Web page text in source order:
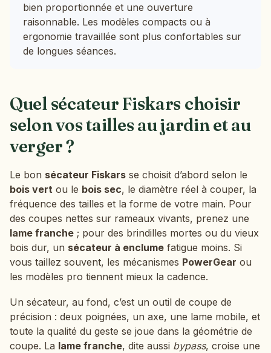
bien proportionnée et une ouverture
raisonnable. Les modèles compacts ou à
ergonomie travaillée sont plus confortables sur
de longues séances.
Quel sécateur Fiskars choisir
selon vos tailles au jardin et au
verger ?
Le bon sécateur Fiskars se choisit d’abord selon le
bois vert ou le bois sec, le diamètre réel à couper, la
fréquence des tailles et la forme de votre main. Pour
des coupes nettes sur rameaux vivants, prenez une
lame franche ; pour des brindilles mortes ou du vieux
bois dur, un sécateur à enclume fatigue moins. Si
vous taillez souvent, les mécanismes PowerGear ou
les modèles pro tiennent mieux la cadence.
Un sécateur, au fond, c’est un outil de coupe de
précision : deux poignées, un axe, une lame mobile, et
toute la qualité du geste se joue dans la géométrie de
coupe. La lame franche, dite aussi bypass, croise une